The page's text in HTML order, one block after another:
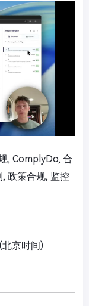
, ComplyDo, 合
政策合规, 监控
京时间)